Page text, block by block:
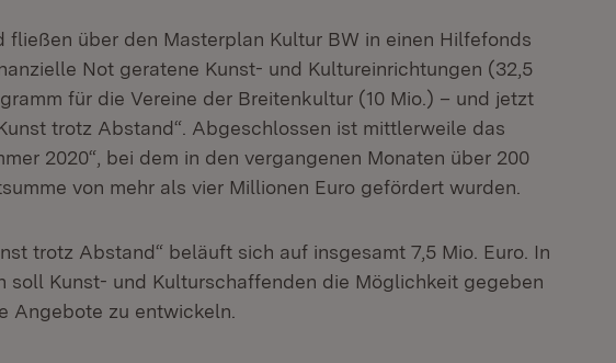
fließen über den Masterplan Kultur BW in einen Hilfefonds
Not geratene Kunst- und Kultureinrichtungen (32,5
für die Vereine der Breitenkultur (10 Mio.) – und jetzt
trotz Abstand“. Abgeschlossen ist mittlerweile das
2020“, bei dem in den vergangenen Monaten über 200
von mehr als vier Millionen Euro gefördert wurden.
trotz Abstand“ beläuft sich auf insgesamt 7,5 Mio. Euro. In
soll Kunst- und Kulturschaffenden die Möglichkeit gegeben
Angebote zu entwickeln.